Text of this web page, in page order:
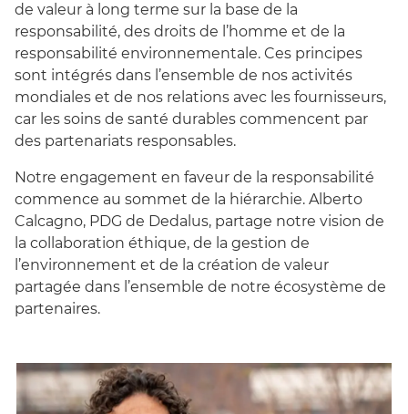
de valeur à long terme sur la base de la
responsabilité, des droits de l’homme et de la
responsabilité environnementale. Ces principes
sont intégrés dans l’ensemble de nos activités
mondiales et de nos relations avec les fournisseurs,
car les soins de santé durables commencent par
des partenariats responsables.
Notre engagement en faveur de la responsabilité
commence au sommet de la hiérarchie. Alberto
Calcagno, PDG de Dedalus, partage notre vision de
la collaboration éthique, de la gestion de
l’environnement et de la création de valeur
partagée dans l’ensemble de notre écosystème de
partenaires.